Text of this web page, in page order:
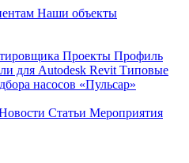
Наши объекты
Проекты Профиль
для Autodesk Revit Типовые
насосов «Пульсар»
Статьи Мероприятия